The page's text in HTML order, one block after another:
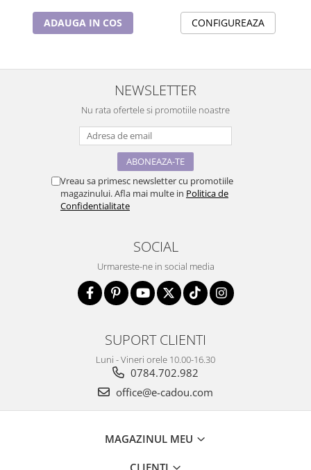
ADAUGA IN COS CONFIGUREAZA
NEWSLETTER
Nu rata ofertele si promotiile noastre
Vreau sa primesc newsletter cu promotiile
magazinului. Afla mai multe in Politica de
Confidentialitate
SOCIAL
Urmareste-ne in social media
SUPORT CLIENTI
Luni - Vineri orele 10.00-16.30
0784.702.982
office@e-cadou.com
MAGAZINUL MEU